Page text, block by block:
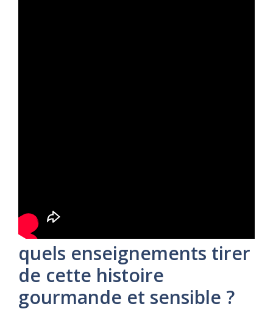
quels enseignements tirer
de cette histoire
gourmande et sensible ?